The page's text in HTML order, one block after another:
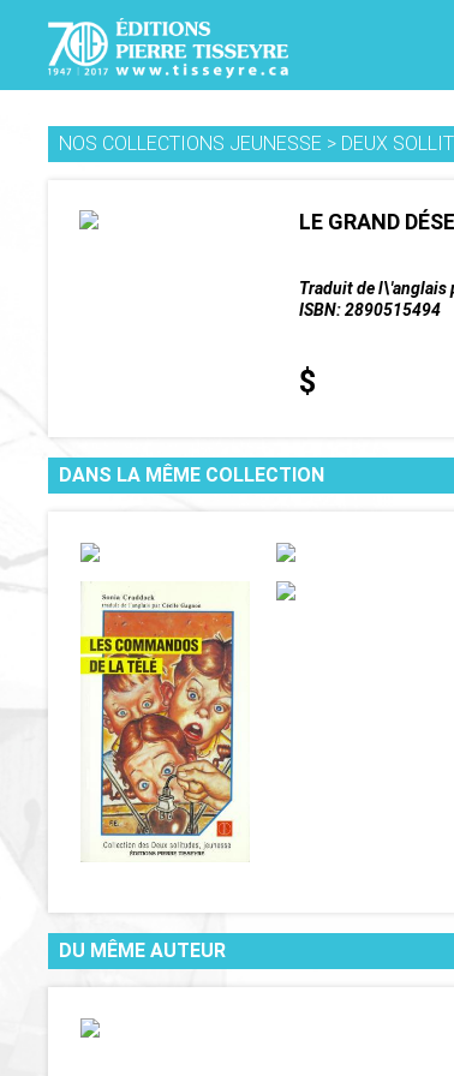
NOS COLLECTIONS JEUNESSE > DEUX
LE GRAND
Traduit de l\'anglais
ISBN: 2890515494
$
DANS LA MÊME COLLECTION
DU MÊME AUTEUR